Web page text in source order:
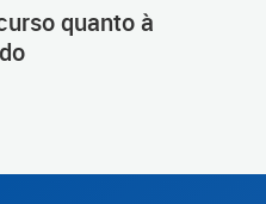
quanto à